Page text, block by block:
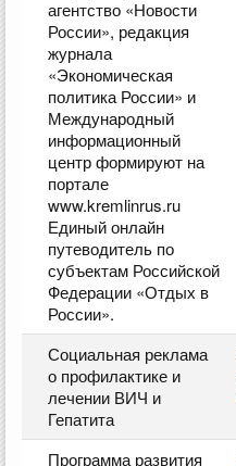
агентство «Новости
России», редакция
журнала
«Экономическая
политика России» и
Международный
информационный
центр формируют на
портале
www.kremlinrus.ru
Единый онлайн
путеводитель по
субъектам Российской
Федерации «Отдых в
России».
Социальная реклама
о профилактике и
лечении ВИЧ и
Гепатита
Программа развития